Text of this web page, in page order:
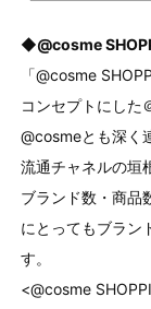
◆@cosme
「@cosme
コンセプトにした
@cosmeとも深く
流通チャネルの垣
ブランド数・商品
にとってもブラン
す。
<@cosme